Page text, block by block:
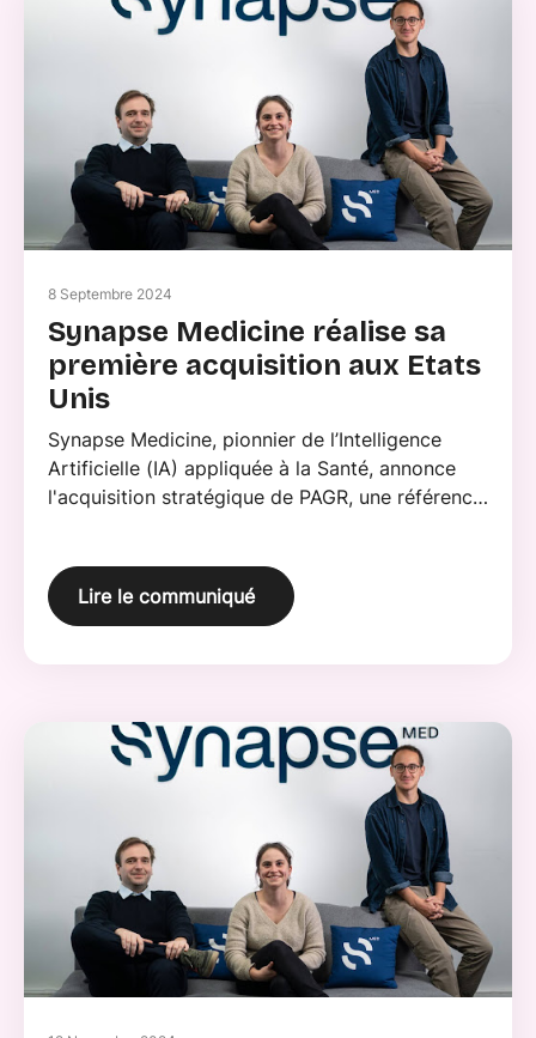
8 Septembre 2024
Synapse Medicine réalise sa
première acquisition aux Etats
Unis
Synapse Medicine, pionnier de l’Intelligence
Artificielle (IA) appliquée à la Santé, annonce
l'acquisition stratégique de PAGR, une référence
Lire le communiqué